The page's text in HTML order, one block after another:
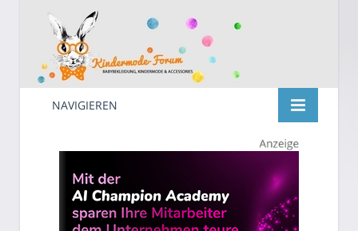
Kindermode
Suche
nach:
NAVIGIEREN